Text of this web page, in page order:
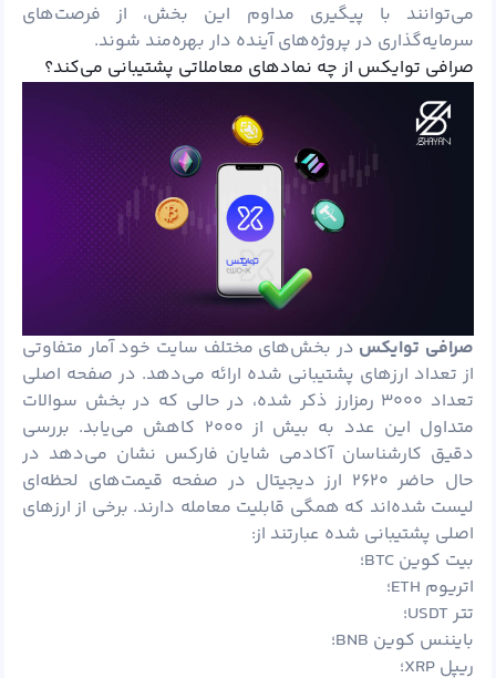
می‌توانند با پیگیری مداوم این بخش، از فرصت‌های
سرمایه‌گذاری در پروژه‌های آینده دار بهره‌مند شوند.
صرافی توایکس از چه نمادهای معاملاتی پشتیبانی می‌کند؟
صرافی توایکس در بخش‌های مختلف سایت خود آمار متفاوتی
از تعداد ارزهای پشتیبانی شده ارائه می‌دهد. در صفحه اصلی
تعداد ۳۰۰۰ رمزارز ذکر شده، در حالی که در بخش سوالات
متداول این عدد به بیش از ۲۰۰۰ کاهش می‌یابد. بررسی
دقیق کارشناسان آکادمی شایان فارکس نشان می‌دهد در
حال حاضر ۲۶۲۰ ارز دیجیتال در صفحه قیمت‌های لحظه‌ای
لیست شده‌اند که همگی قابلیت معامله دارند. برخی از ارزهای
اصلی پشتیبانی شده عبارتند از:
بیت کوین BTC؛
اتریوم ETH؛
تتر USDT؛
بایننس کوین BNB؛
ریپل XRP؛